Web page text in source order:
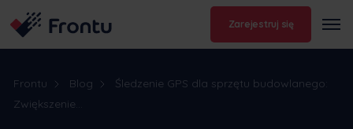
Zarejestruj się
Frontu Blog
Śledzenie GPS dla sprzętu budowlanego:
Zwiększenie...